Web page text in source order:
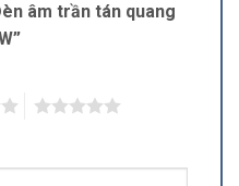
âm trần tán quang